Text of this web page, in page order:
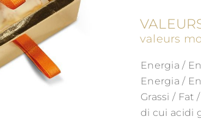
valeurs
Energia /
Energia /
Grassi / Fat
di cui acidi